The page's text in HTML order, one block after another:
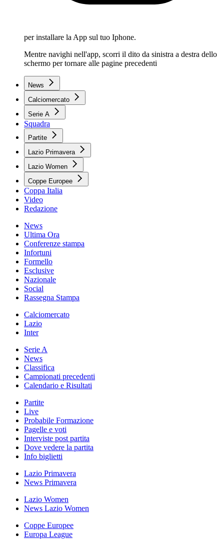
per installare la App sul tuo Iphone.
Mentre navighi nell'app, scorri il dito da sinistra a destra dello
schermo per tornare alle pagine precedenti
News
Calciomercato
Serie A
Squadra
Partite
Lazio Primavera
Lazio Women
Coppe Europee
Coppa Italia
Video
Redazione
News
Ultima Ora
Conferenze stampa
Infortuni
Formello
Esclusive
Nazionale
Social
Rassegna Stampa
Calciomercato
Lazio
Inter
Serie A
News
Classifica
Campionati precedenti
Calendario e Risultati
Partite
Live
Probabile Formazione
Pagelle e voti
Interviste post partita
Dove vedere la partita
Info biglietti
Lazio Primavera
News Primavera
Lazio Women
News Lazio Women
Coppe Europee
Europa League